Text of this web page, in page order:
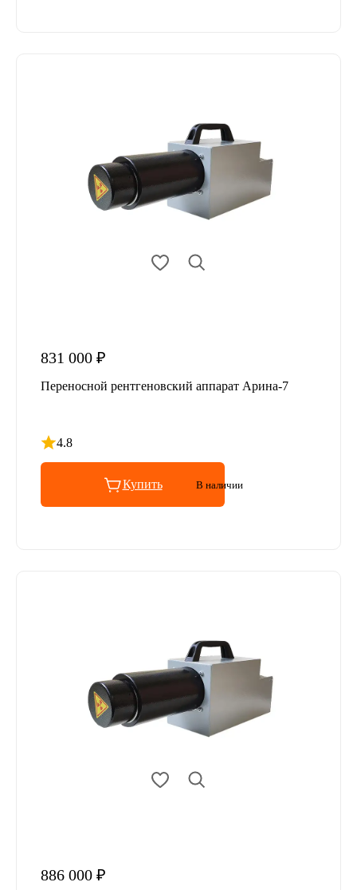
831 000 ₽
Переносной рентгеновский аппарат Арина-7
4.8
Рейтинг 4.8 из 5
Купить В наличии
886 000 ₽